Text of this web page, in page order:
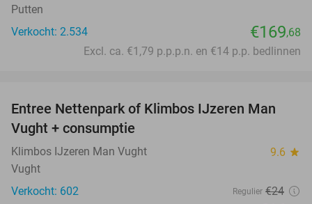
Putten
Verkocht: 2.534
€169,68
Excl. ca. €1,79 p.p.p.n. en €14 p.p. bedlinnen
29%
Entree Nettenpark of Klimbos IJzeren Man
Vught + consumptie
Klimbos IJzeren Man Vught 9.6 star
Vught
Verkocht: 602
Regulier €24